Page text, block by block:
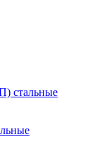
стальные